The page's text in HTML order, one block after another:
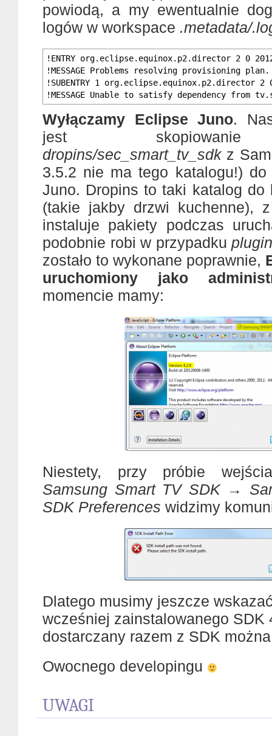
powiodą, a my ewentualnie
logów w workspace .metadata/
!ENTRY org.eclipse.equinox.p2.director 2 0
!MESSAGE Problems resolving provisioning plan.
!SUBENTRY 1 org.eclipse.equinox.p2.director 2
!MESSAGE Unable to satisfy dependency from
Wyłączamy Eclipse Juno.
jest skopiowanie
dropins/sec_smart_tv_sdkz
3.5.2 nie ma tego katalogu!)
Juno. Dropins to taki katalog do
(takie jakby drzwi kuchenne),
instaluje pakiety podczas
podobnie robi w przypadku
zostało to wykonane poprawnie,
uruchomiony jako
momencie mamy:
Niestety, przy próbie
Samsung Smart TV SDK →
SDK Preferences widzimy
Dlatego musimy jeszcze
wcześniej zainstalowanego SDK
dostarczany razem z SDK
Owocnego developingu
UWAGI